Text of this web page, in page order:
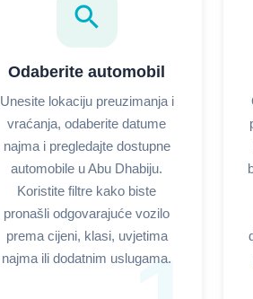
search
Odaberite automobil
Unesite lokaciju preuzimanja i
vraćanja, odaberite datume
najma i pregledajte dostupne
automobile u Abu Dhabiju.
Koristite filtre kako biste
pronašli odgovarajuće vozilo
prema cijeni, klasi, uvjetima
najma ili dodatnim uslugama.